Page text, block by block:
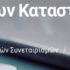
Συνεταιρισμών /